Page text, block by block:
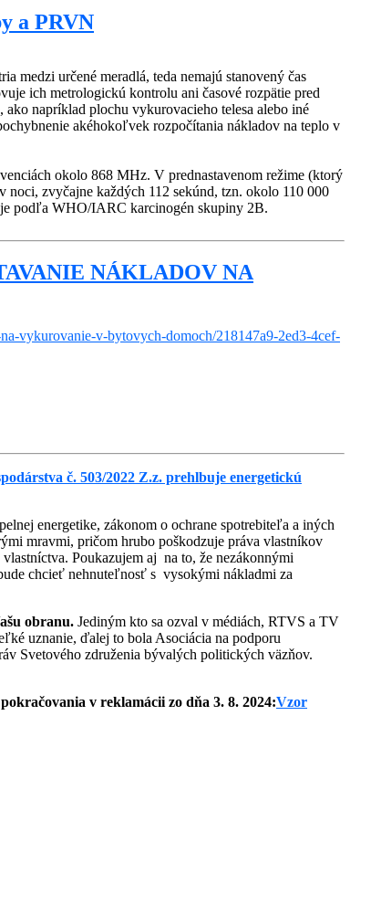
a PRVN
medzi určené meradlá, teda nemajú stanovený čas
ich metrologickú kontrolu ani časové rozpätie pred
napríklad plochu vykurovacieho telesa alebo iné
akéhokoľvek rozpočítania nákladov na teplo v
okolo 868 MHz. V prednastavenom režime (ktorý
noci, zvyčajne každých 112 sekúnd, tzn. okolo 110 000
je podľa WHO/IARC karcinogén skupiny 2B.
NÁKLADOV NA
vykurovanie-v-bytovych-domoch/218147a9-2ed3-4cef-
č. 503/2022 Z.z. prehlbuje energetickú
energetike, zákonom o ochrane spotrebiteľa a iných
mravmi, pričom hrubo poškodzuje práva vlastníkov
Poukazujem aj na to, že nezákonnými
chcieť nehnuteľnosť s vysokými nákladmi za
obranu. Jediným kto sa ozval v médiách, RTVS a TV
uznanie, ďalej to bola Asociácia na podporu
Svetového združenia bývalých politických väzňov.
v reklamácii zo dňa 3. 8. 2024:Vzor